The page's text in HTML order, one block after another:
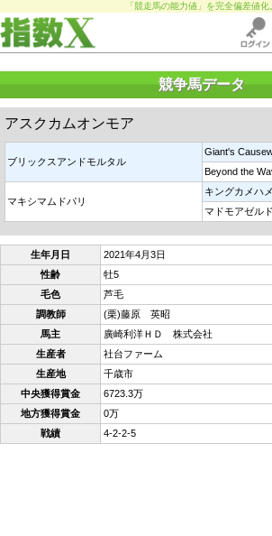
「競走馬の能力値」を完全偏差値化
競争馬データ
アスクカムオンモア
ブリックスアンドモルタル
Giant's
Beyond the
マキシマムドパリ
キングカメハ
マドモアゼル
生年月日
2021年4月3日
性齢
牡5
毛色
芦毛
調教師
(栗)藤原 英昭
馬主
廣崎利洋ＨＤ 株式会社
生産者
社台ファーム
生産地
千歳市
中央獲得賞金
6723.3万
地方獲得賞金
0万
戦績
4-2-2-5